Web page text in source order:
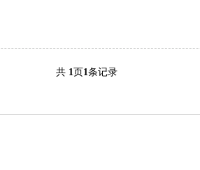
共 1页1条记录